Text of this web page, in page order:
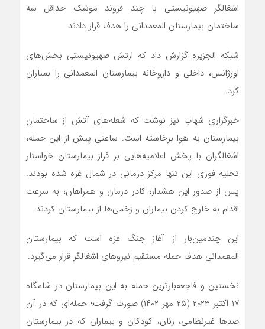
اشغالگر صهیونیستی با چند فروند موشک حداقل سه
ساختمان بیمارستان المعمدانی را هدف قرار دادند.
شبکه الجزیره گزارش داد که ارتش صهیونیستی بخش‌های
اورژانس، داخلی و داروخانه بیمارستان المعمدانی را بمباران
کرد.
خبرگزاری شهاب نیز نوشت که شعله‌های آتش از ساختمان
بیمارستان به هوا برخاسته است. ساعتی پیش از این حمله،
اشغالگران با پخش اعلامیه‌هایی بر فراز بیمارستان خواستار
تخلیه فوری این تنها مرکز درمانی در شمال غزه شده بودند.
پس از صدور این هشدار، کادر درمان و همراهان، به سرعت
اقدام به خارج کردن بیماران و زخمی‌ها از بیمارستان کردند.
این چندمین‌بار از آغاز جنگ غزه است که بیمارستان
المعمدانی هدف حمله مستقیم نیروهای اشغالگر قرار می‌گیرد.
نخستین و فاجعه‌بارترین حمله به این بیمارستان در شامگاه
۱۷ اکتبر ۲۰۲۳ (۲۵ مهر ۱۴۰۲) صورت گرفت؛ حمله‌ای که در آن
صدها غیرنظامی، زنان، کودکان و بیماران که در بیمارستان